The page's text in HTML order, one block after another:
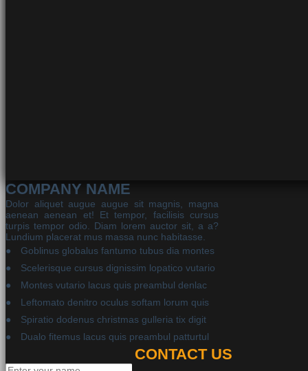
COMPANY NAME
Dolor aliquet augue augue sit magnis, magna
aenean aenean et! Et tempor, facilisis cursus
turpis tempor odio. Diam lorem auctor sit, a a?
Lundium placerat mus massa nunc habitasse.
Goblinus globalus fantumo tubus dia montes
Scelerisque cursus dignissim lopatico vutario
Montes vutario lacus quis preambul denlac
Leftomato denitro oculus softam lorum quis
Spiratio dodenus christmas gulleria tix digit
Dualo fitemus lacus quis preambul patturtul
CONTACT US